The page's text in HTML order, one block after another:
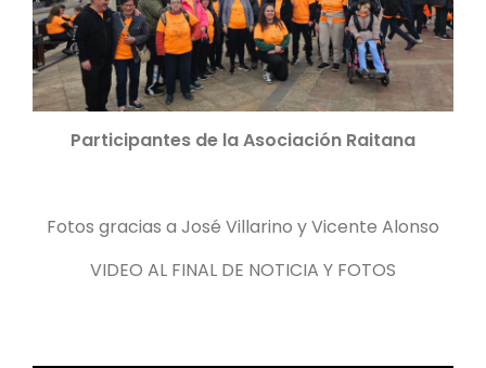
Participantes de la Asociación Raitana
Fotos gracias a José Villarino y Vicente Alonso
VIDEO AL FINAL DE NOTICIA Y FOTOS